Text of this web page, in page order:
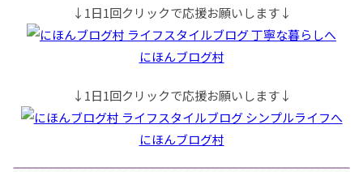
↓1日1回クリックで応援お願いします↓
にほんブログ村
↓1日1回クリックで応援お願いします↓
にほんブログ村